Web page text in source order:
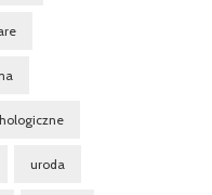
uroda